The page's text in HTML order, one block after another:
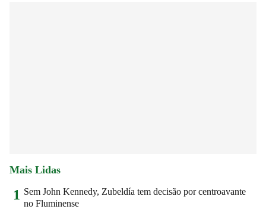
Mais Lidas
1 Sem John Kennedy, Zubeldía tem decisão por centroavante
no Fluminense